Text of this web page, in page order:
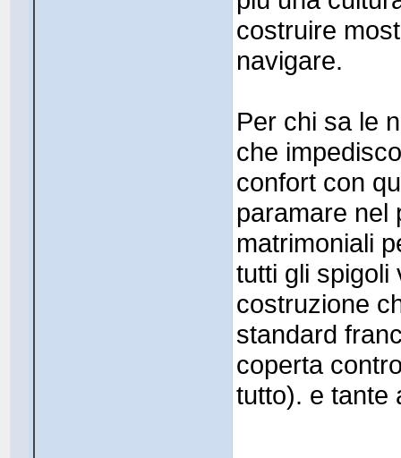
costruire
navigare.
Per chi sa le
che
confort con
paramare nel
matrimoniali
tutti gli spigoli
costruzione
standard
coperta
tutto). e tante